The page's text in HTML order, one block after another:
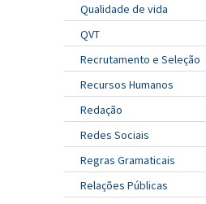
Qualidade de vida
QVT
Recrutamento e Seleção
Recursos Humanos
Redação
Redes Sociais
Regras Gramaticais
Relações Públicas